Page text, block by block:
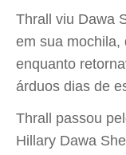
Thrall viu Dawa
em sua mochila,
enquanto
árduos dias de
Thrall passou
Hillary Dawa